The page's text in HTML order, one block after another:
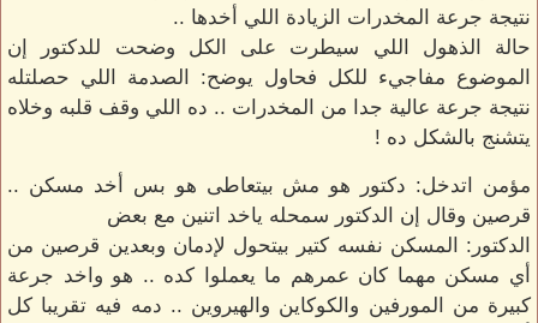
نتيجة جرعة المخدرات الزيادة اللي أخدها ..
حالة الذهول اللي سيطرت على الكل وضحت للدكتور إن
الموضوع مفاجيء للكل فحاول يوضح: الصدمة اللي حصلتله
نتيجة جرعة عالية جدا من المخدرات .. ده اللي وقف قلبه وخلاه
يتشنج بالشكل ده !
مؤمن اتدخل: دكتور هو مش بيتعاطى هو بس أخد مسكن ..
قرصين وقال إن الدكتور سمحله ياخد اتنين مع بعض
الدكتور: المسكن نفسه كتير بيتحول لإدمان وبعدين قرصين من
أي مسكن مهما كان عمرهم ما يعملوا كده .. هو واخد جرعة
كبيرة من المورفين والكوكاين والهيروين .. دمه فيه تقريبا كل